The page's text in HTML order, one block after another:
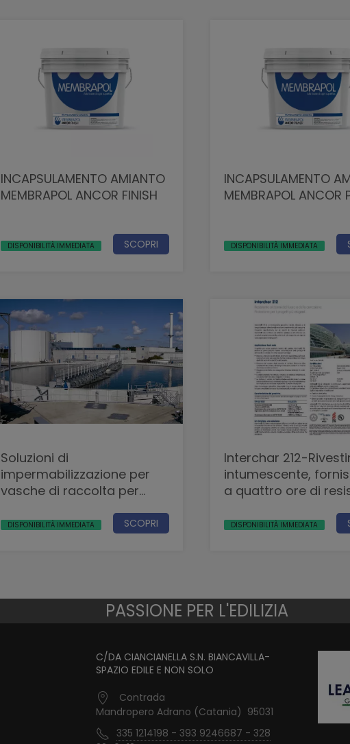
INCAPSULAMENTO AMIANTO
MEMBRAPOL ANCOR FINISH
DISPONIBILITÀ IMMEDIATA SCOPRI
INCAPSULAMENTO
MEMBRAPOL ANCOR
DISPONIBILITÀ IMMEDIATA
Soluzioni di
impermabilizzazione per
vasche di raccolta per
DISPONIBILITÀ IMMEDIATA SCOPRI
Interchar 212-Rivestimento
intumescente,
a quattro ore di
DISPONIBILITÀ IMMEDIATA
PASSIONE PER L'EDILIZIA
C/DA CIANCIANELLA S.N. BIANCAVILLA-
SPAZIO EDILE E NON SOLO
Contrada
Mandropero Adrano (Catania) 95031
335 1214198 - 393 9246687 - 328